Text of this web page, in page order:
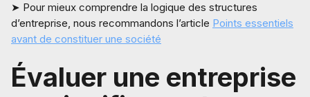
➤ Pour mieux comprendre la logique des structures
d’entreprise, nous recommandons l’article Points essentiels
avant de constituer une société
Évaluer une entreprise